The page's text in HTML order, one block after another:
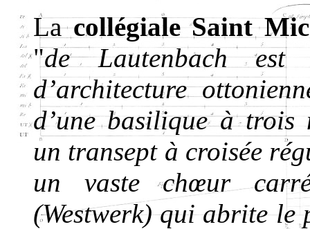
Lacollégiale Saint
"de Lautenbach est
d’architecture
d’une basilique à trois
un transept à croisée
un vaste chœur
(Westwerk) qui abrite le